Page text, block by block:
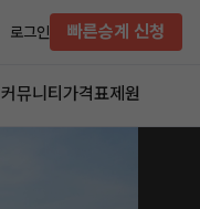
로그인 빠른승계 신청
커뮤니티 가격표제원